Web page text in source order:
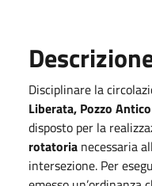
Disciplinare la
Liberata, Pozzo
disposto per la
rotatoria necessaria
intersezione. Per